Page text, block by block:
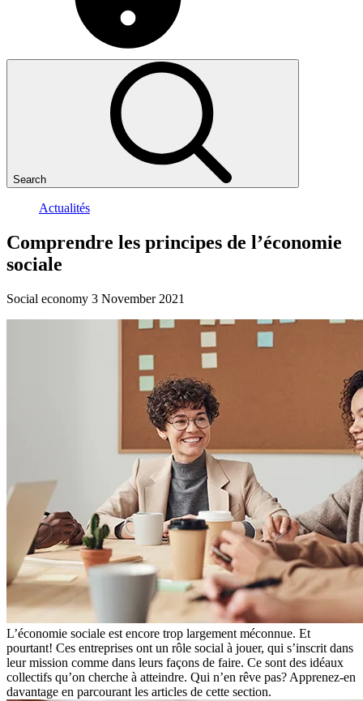
Search
Actualités
Comprendre les principes de l’économie
sociale
Social economy 3 November 2021
L’économie sociale est encore trop largement méconnue. Et
pourtant! Ces entreprises ont un rôle social à jouer, qui s’inscrit dans
leur mission comme dans leurs façons de faire. Ce sont des idéaux
collectifs qu’on cherche à atteindre. Qui n’en rêve pas? Apprenez-en
davantage en parcourant les articles de cette section.